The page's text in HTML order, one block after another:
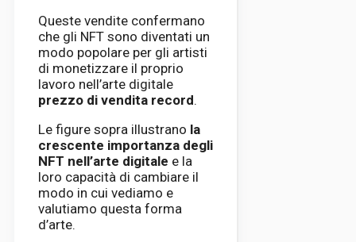
Queste vendite confermano
che gli NFT sono diventati un
modo popolare per gli artisti
di monetizzare il proprio
lavoro nell’arte digitale
prezzo di vendita record.
Le figure sopra illustrano la
crescente importanza degli
NFT nell’arte digitale e la
loro capacità di cambiare il
modo in cui vediamo e
valutiamo questa forma
d’arte.